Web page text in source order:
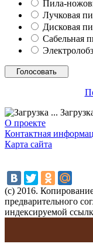
Пила-
Лучковая
Дисковая
Сабельная
О проекте
Контактная
Карта сайта
(с) 2016.
предварительного
индексируемой